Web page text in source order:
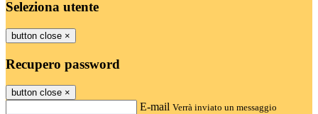
Seleziona utente
button close ×
Recupero password
button close ×
E-mail Verrà inviato un messaggio